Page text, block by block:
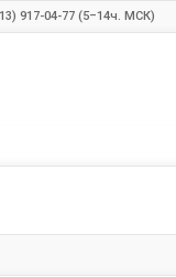
917-04-77 (5–14ч. МСК)